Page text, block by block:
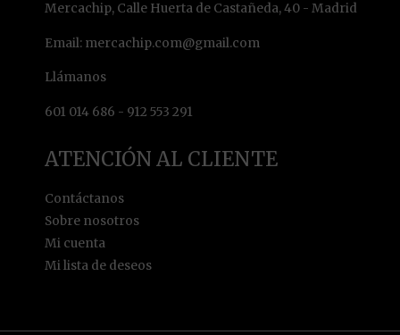
Mercachip, Calle Huerta de Castañeda, 40 - Madrid
Email: mercachip.com@gmail.com
Llámanos
601 014 686 - 912 553 291
ATENCIÓN AL CLIENTE
Contáctanos
Sobre nosotros
Mi cuenta
Mi lista de deseos